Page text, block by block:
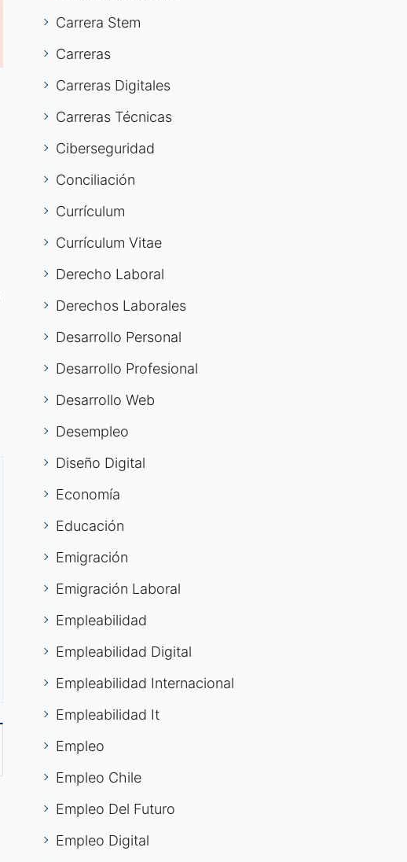
Carrera Stem
Carreras
Carreras Digitales
Carreras Técnicas
Ciberseguridad
Conciliación
Currículum
Currículum Vitae
Derecho Laboral
Derechos Laborales
Desarrollo Personal
Desarrollo Profesional
Desarrollo Web
Desempleo
Diseño Digital
Economía
Educación
Emigración
Emigración Laboral
Empleabilidad
Empleabilidad Digital
Empleabilidad Internacional
Empleabilidad It
Empleo
Empleo Chile
Empleo Del Futuro
Empleo Digital